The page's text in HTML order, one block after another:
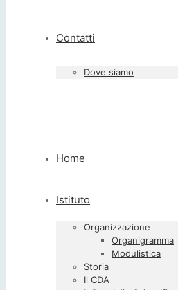
Contatti
Dove siamo
Home
Istituto
Organizzazione
Organigramma
Modulistica
Storia
Il CDA